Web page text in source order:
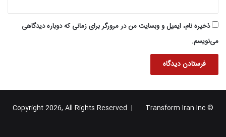
ذخیره نام، ایمیل و وبسایت من در مرورگر برای زمانی که دوباره دیدگاهی
می‌نویسم.
© Copyright 2026, All Rights Reserved |
Transform Iran Inc